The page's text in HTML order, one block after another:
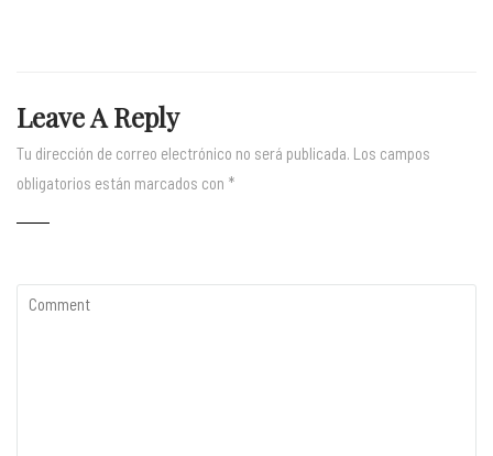
Leave A Reply
Tu dirección de correo electrónico no será publicada. Los campos
obligatorios están marcados con *